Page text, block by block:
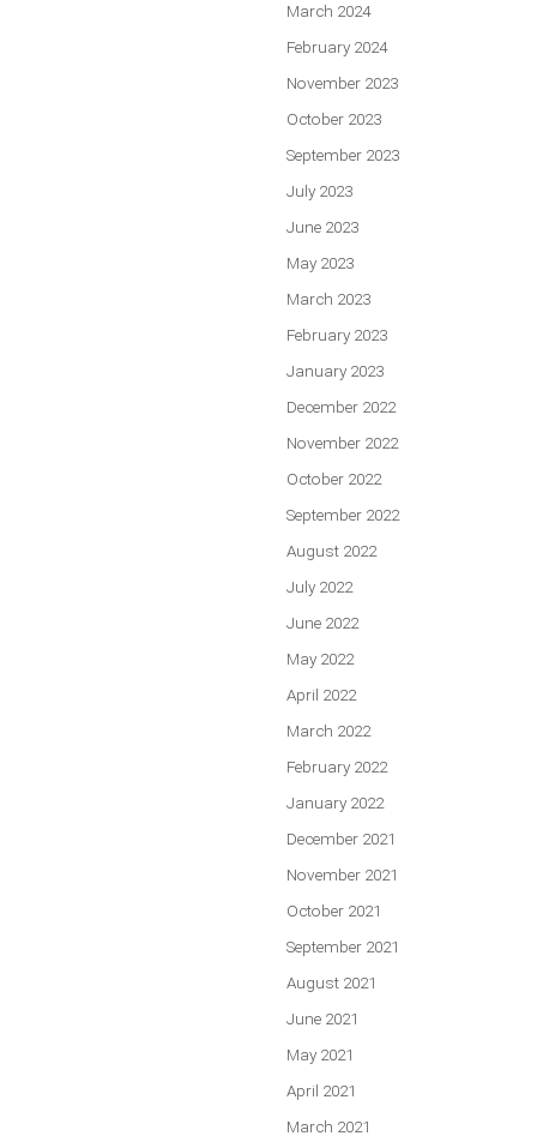
March 2024
February 2024
November 2023
October 2023
September 2023
July 2023
June 2023
May 2023
March 2023
February 2023
January 2023
December 2022
November 2022
October 2022
September 2022
August 2022
July 2022
June 2022
May 2022
April 2022
March 2022
February 2022
January 2022
December 2021
November 2021
October 2021
September 2021
August 2021
June 2021
May 2021
April 2021
March 2021